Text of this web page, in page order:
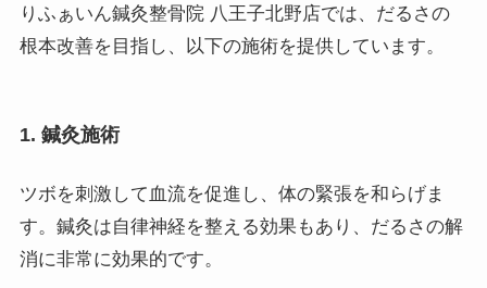
りふぁいん鍼灸整骨院 八王子北野店では、だるさの
根本改善を目指し、以下の施術を提供しています。
1. 鍼灸施術
ツボを刺激して血流を促進し、体の緊張を和らげま
す。鍼灸は自律神経を整える効果もあり、だるさの解
消に非常に効果的です。